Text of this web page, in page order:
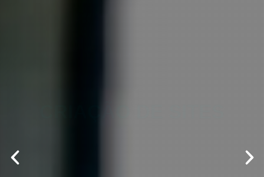
CRIAÇÃO DE SITES
O DESAFIO É DESENVOLVER
PROJETOS QUE CONSTRUAM
UMA EXPERIÊNCIA ONLINE CADA VEZ
MAIS
ESTIMULANTE E AMIGÁVEL AO